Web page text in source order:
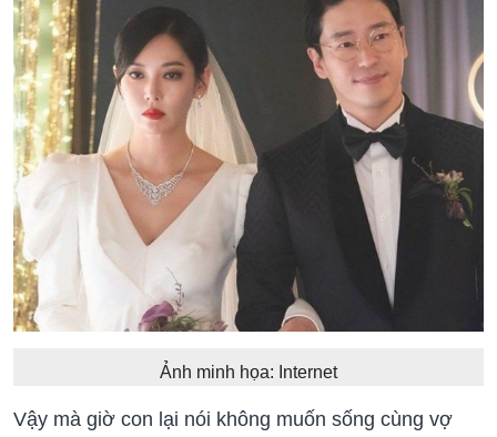
Ảnh minh họa: Internet
Vậy mà giờ con lại nói không muốn sống cùng vợ